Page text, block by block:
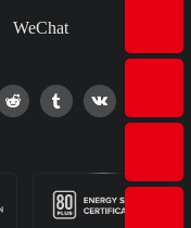
WeChat